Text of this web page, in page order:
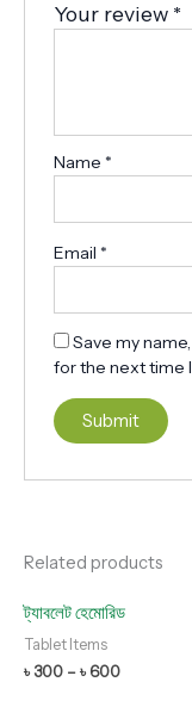
Your review *
Name *
Email *
Save my
for the next time
Related products
ট্যাবলেট হেমোরিড
Tablet Items
৳300 –৳600